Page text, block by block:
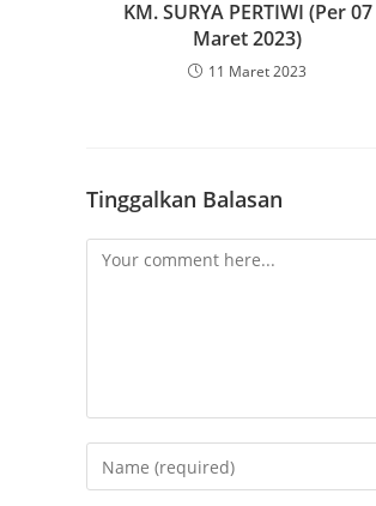
KM. SURYA PERTIWI (Per 07
Maret 2023)
11 Maret 2023
Tinggalkan Balasan